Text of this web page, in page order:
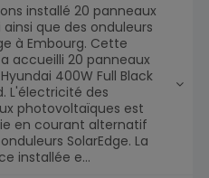
installé 20 panneaux
ainsi que des onduleurs
à Embourg. Cette
accueilli 20 panneaux
400W Full Black
L'électricité des
photovoltaïques est
en courant alternatif
SolarEdge. La
installée e...